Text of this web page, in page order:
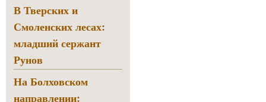
В Тверских и
Смоленских лесах:
младший сержант
Рунов
На Болховском
направлении: